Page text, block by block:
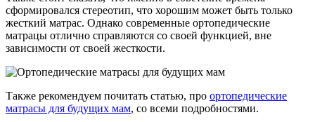
сформировался стереотип, что хорошим может быть только
жесткий матрас. Однако современные ортопедические
матрацы отлично справляются со своей функцией, вне
зависимости от своей жесткости.
Также рекомендуем почитать статью, про ортопедические
матрасы для будущих мам, со всеми подробностями.